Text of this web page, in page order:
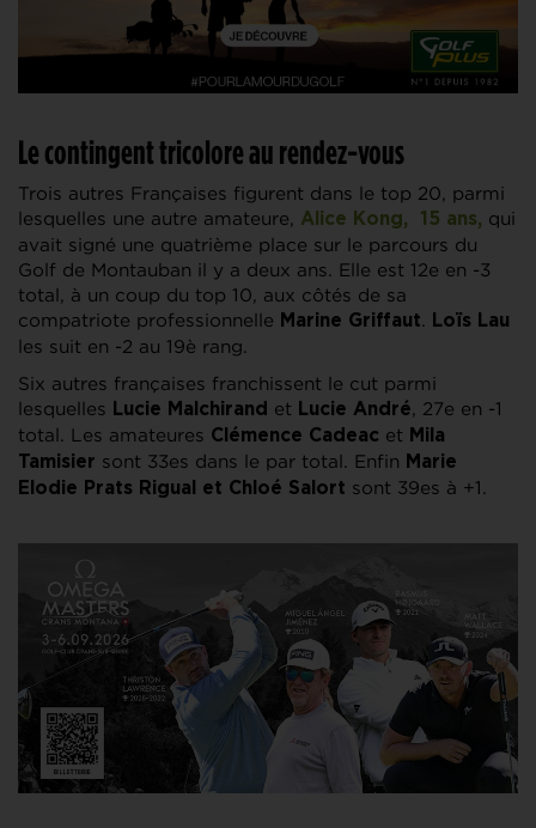
Le contingent tricolore au rendez-vous
Trois autres Françaises figurent dans le top 20, parmi
lesquelles une autre amateure, Alice Kong, 15 ans, qui
avait signé une quatrième place sur le parcours du
Golf de Montauban il y a deux ans. Elle est 12e en -3
total, à un coup du top 10, aux côtés de sa
compatriote professionnelle Marine Griffaut. Loïs Lau
les suit en -2 au 19è rang.
Six autres françaises franchissent le cut parmi
lesquelles Lucie Malchirand et Lucie André, 27e en -1
total. Les amateures Clémence Cadeac et Mila
Tamisier sont 33es dans le par total. Enfin Marie
Elodie Prats Rigual et Chloé Salort sont 39es à +1.